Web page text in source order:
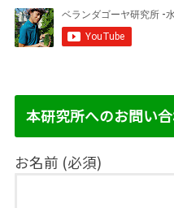
本研究所へのお問い
お名前 (必須)